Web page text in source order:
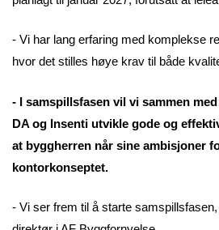
- Vi har lang erfaring med komplekse
hvor det stilles høye krav til både
- I samspillsfasen vil vi sammen
DA og Insenti utvikle gode og
at byggherren når sine ambisjoner
kontorkonseptet.
- Vi ser frem til å starte